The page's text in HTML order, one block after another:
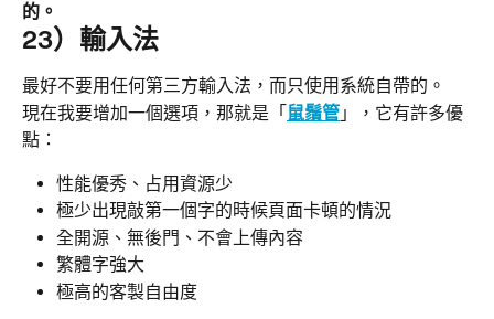
的。
23）輸入法
最好不要用任何第三方輸入法，而只使用系統自帶的。
現在我要增加一個選項，那就是「鼠鬚管 」，它有許多優
點：
性能優秀、占用資源少
極少出現敲第一個字的時候頁面卡頓的情況
全開源、無後門、不會上傳內容
繁體字強大
極高的客製自由度